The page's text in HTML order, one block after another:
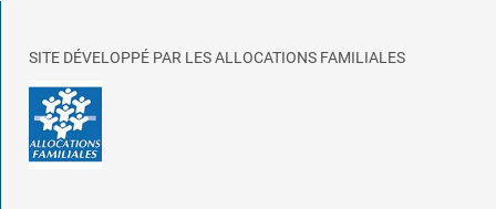
SITE DÉVELOPPÉ PAR LES ALLOCATIONS FAMILIALES